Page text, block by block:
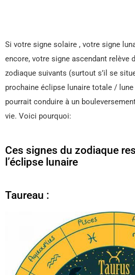
Si votre signe solaire , votre signe
encore, votre signe ascendant relève
zodiaque suivants (surtout s’il se
prochaine éclipse lunaire totale / lune
pourrait conduire à un
vie. Voici pourquoi:
Ces signes du zodiaque
l’éclipse lunaire
Taureau :